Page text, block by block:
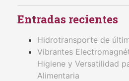
Entradas recientes
Hidrotransporte de
Vibrantes
Higiene y Versatilidad
Alimentaria